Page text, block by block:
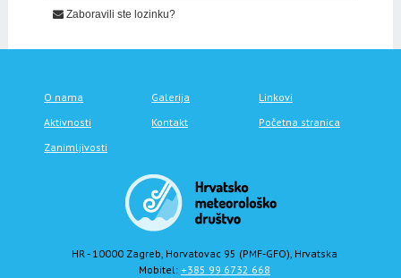
Zaboravili ste lozinku?
O nama Galerija
Linkovi
Aktivnosti
Kontakt
Početna stranica
Zanimljivosti
HR - 10000 Zagreb, Horvatovac 95 (PMF-GFO), Hrvatska
Mobitel: +385 99 6732 668